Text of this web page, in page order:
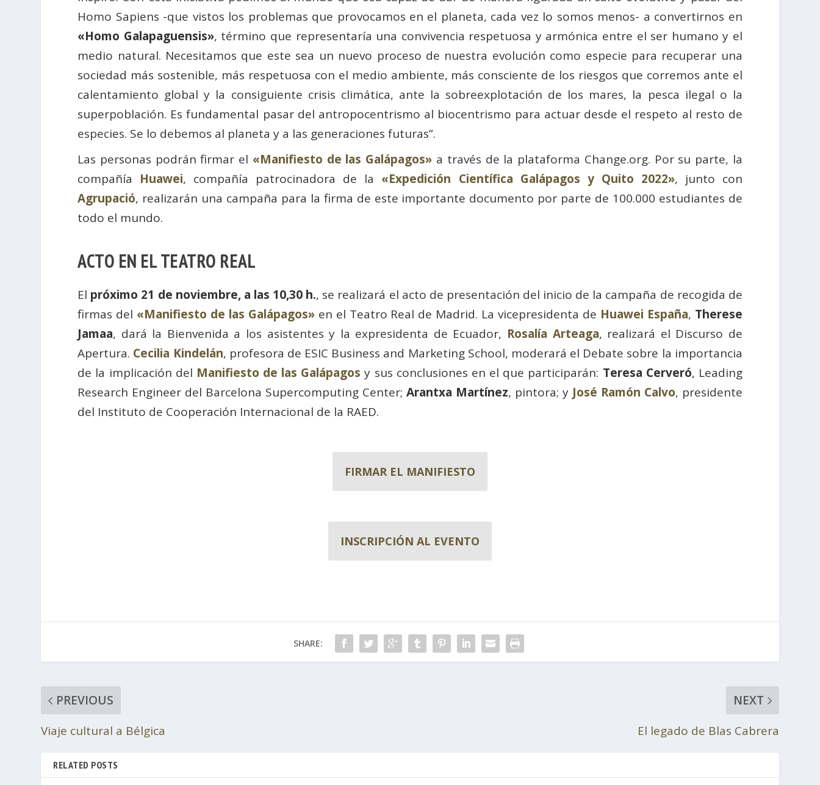
Homo Sapiens -que vistos los problemas que provocamos en el planeta, cada vez lo somos menos- a convertirnos en
«Homo Galapaguensis», término que representaría una convivencia respetuosa y armónica entre el ser humano y el
medio natural. Necesitamos que este sea un nuevo proceso de nuestra evolución como especie para recuperar una
sociedad más sostenible, más respetuosa con el medio ambiente, más consciente de los riesgos que corremos ante el
calentamiento global y la consiguiente crisis climática, ante la sobreexplotación de los mares, la pesca ilegal o la
superpoblación. Es fundamental pasar del antropocentrismo al biocentrismo para actuar desde el respeto al resto de
especies. Se lo debemos al planeta y a las generaciones futuras”.
Las personas podrán firmar el «Manifiesto de las Galápagos» a través de la plataforma Change.org. Por su parte, la
compañía Huawei, compañía patrocinadora de la «Expedición Científica Galápagos y Quito 2022», junto con
Agrupació, realizarán una campaña para la firma de este importante documento por parte de 100.000 estudiantes de
todo el mundo.
ACTO EN EL TEATRO REAL
El próximo 21 de noviembre, a las 10,30 h., se realizará el acto de presentación del inicio de la campaña de recogida de
firmas del «Manifiesto de las Galápagos»en el Teatro Real de Madrid. La vicepresidenta de Huawei España, Therese
Jamaa, dará la Bienvenida a los asistentes y la expresidenta de Ecuador, Rosalía Arteaga, realizará el Discurso de
Apertura. Cecilia Kindelán, profesora de ESIC Business and Marketing School, moderará el Debate sobre la importancia
de la implicación del Manifiesto de las Galápagos y sus conclusiones en el que participarán: Teresa Cerveró, Leading
Research Engineer del Barcelona Supercomputing Center;Arantxa Martínez, pintora; y José Ramón Calvo, presidente
del Instituto de Cooperación Internacional de la RAED.
FIRMAR EL MANIFIESTO
INSCRIPCIÓN AL EVENTO
SHARE:
PREVIOUS
Viaje cultural a Bélgica
NEXT
El legado de Blas Cabrera
RELATED POSTS